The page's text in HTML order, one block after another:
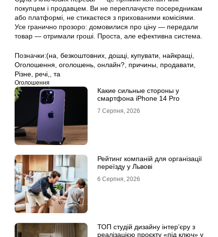
покупцем і продавцем. Ви не переплачуєте посередникам
або платформі, не стикаєтеся з прихованими комісіями.
Усе гранично прозоро: домовилися про ціну — передали
товар — отримали гроші. Проста, але ефективна система.
Позначки:(на безкоштовних дошці купувати найкращі
Оголошення оголошень онлайн? причины продавати
Різне речі, та
Оголошення
Какие сильные стороны у
смартфона iPhone 14 Pro
7 Серпня, 2026
Рейтинг компаній для організації
переїзду у Львові
6 Серпня, 2026
ТОП студій дизайну інтер’єру з
реалізацією проєкту «під ключ» у